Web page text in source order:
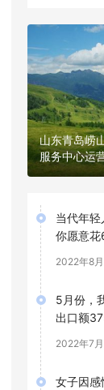
山东青岛崂
服务中心运
当代年轻
你愿意
2022年8
5月份，
出口额
2022年7
女子因感